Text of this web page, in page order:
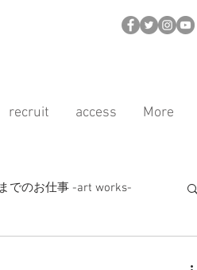
でのお仕事 -art works-
recruit access More